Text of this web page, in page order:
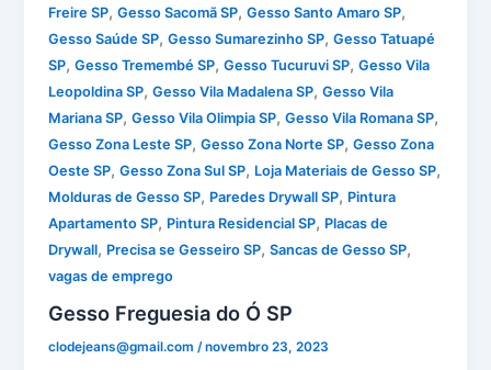
Freire SP,Gesso Sacomã SP,Gesso Santo Amaro SP,
Gesso Saúde SP,Gesso Sumarezinho SP,Gesso Tatuapé
SP,Gesso Tremembé SP,Gesso Tucuruvi SP,Gesso Vila
Leopoldina SP,Gesso Vila Madalena SP,Gesso Vila
Mariana SP,Gesso Vila Olimpia SP,Gesso Vila Romana SP,
Gesso Zona Leste SP,Gesso Zona Norte SP,Gesso Zona
Oeste SP,Gesso Zona Sul SP, Loja Materiais de Gesso SP,
Molduras de Gesso SP, Paredes Drywall SP, Pintura
Apartamento SP, Pintura Residencial SP, Placas de
Drywall, Precisa se Gesseiro SP,Sancas de Gesso SP,
vagas de emprego
Gesso Freguesia do Ó SP
clodejeans@gmail.com/novembro 23, 2023